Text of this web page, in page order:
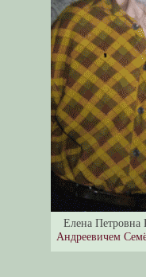
Елена Петровна
Андреевичем